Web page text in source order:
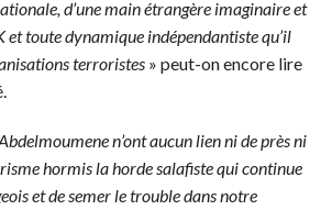
d’une main étrangère imaginaire et
et toute dynamique indépendantiste qu’il
terroristes » peut-on encore lire
n’ont aucun lien ni de près ni
hormis la horde salafiste qui continue
et de semer le trouble dans notre